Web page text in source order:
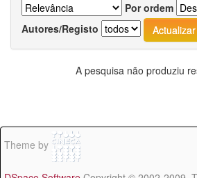
Por ordem
Autores/Registo
A pesquisa não produziu
Theme by